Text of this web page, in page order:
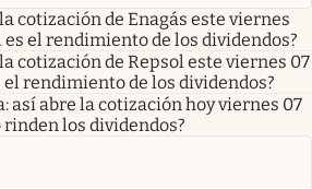
cotización de Enagás este viernes
es el rendimiento de los dividendos?
cotización de Repsol este viernes 07
el rendimiento de los dividendos?
así abre la cotización hoy viernes 07
rinden los dividendos?